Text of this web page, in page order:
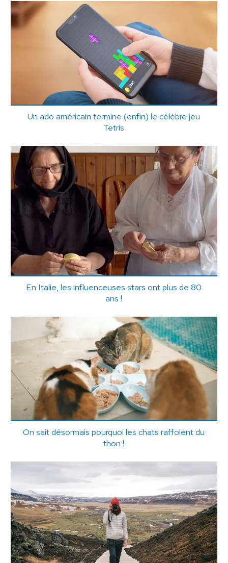
Un ado américain termine (enfin) le célèbre jeu
Tetris
En Italie, les influenceuses stars ont plus de 80
ans !
On sait désormais pourquoi les chats raffolent du
thon !